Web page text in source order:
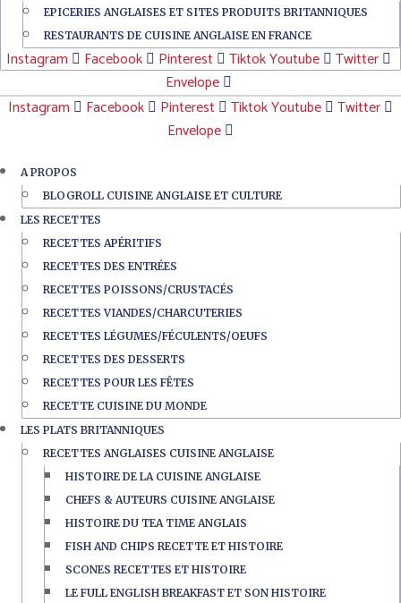
EPICERIES ANGLAISES ET SITES PRODUITS BRITANNIQUES
RESTAURANTS DE CUISINE ANGLAISE EN FRANCE
Instagram Facebook Pinterest TiktokYoutube
Twitter
Envelope
Instagram
Facebook Pinterest TiktokYoutube
Twitter
Envelope
A PROPOS
BLOGROLL CUISINE ANGLAISE ET CULTURE
LES RECETTES
RECETTES APÉRITIFS
RECETTES DES ENTRÉES
RECETTES POISSONS/CRUSTACÉS
RECETTES VIANDES/CHARCUTERIES
RECETTES LÉGUMES/FÉCULENTS/OEUFS
RECETTES DES DESSERTS
RECETTES POUR LES FÊTES
RECETTE CUISINE DU MONDE
LES PLATS BRITANNIQUES
RECETTES ANGLAISES CUISINE ANGLAISE
HISTOIRE DE LA CUISINE ANGLAISE
CHEFS & AUTEURS CUISINE ANGLAISE
HISTOIRE DU TEA TIME ANGLAIS
FISH AND CHIPS RECETTE ET HISTOIRE
SCONES RECETTES ET HISTOIRE
LE FULL ENGLISH BREAKFAST ET SON HISTOIRE